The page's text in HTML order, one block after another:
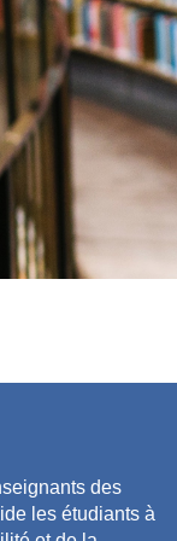
des
les étudiants à